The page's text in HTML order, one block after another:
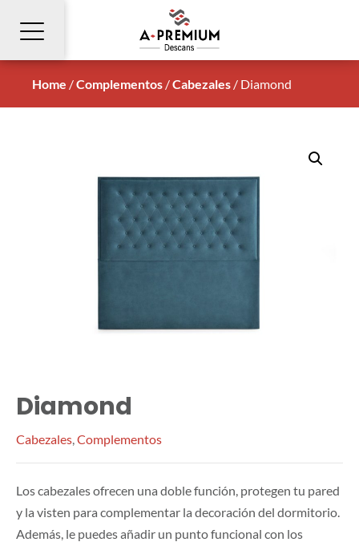
Home /Complementos /Cabezales / Diamond
Diamond
Cabezales,Complementos
Los cabezales ofrecen una doble función, protegen tu pared
y la visten para complementar la decoración del dormitorio.
Además, le puedes añadir un punto funcional con los